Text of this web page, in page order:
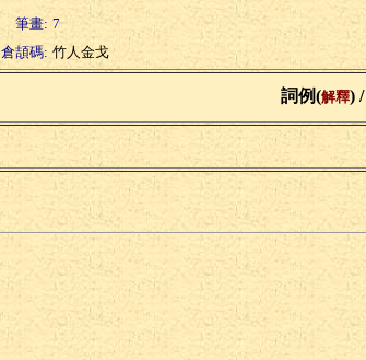
筆畫: 7
倉頡碼: 竹人金戈
詞例(解釋) /